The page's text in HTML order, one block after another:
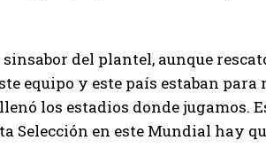
del plantel, aunque
equipo y este país estaban para
los estadios donde jugamos.
Selección en este Mundial hay